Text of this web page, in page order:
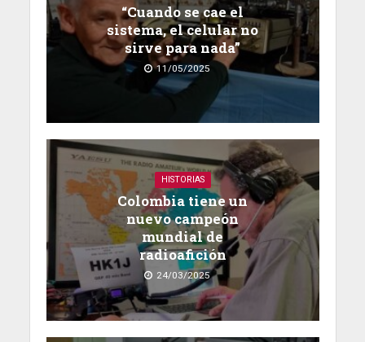
“Cuando se cae el
sistema, el celular no
sirve para nada”
11/05/2025
HISTORIAS
Colombia tiene un
nuevo campeón
mundial de
radioafición
24/03/2025